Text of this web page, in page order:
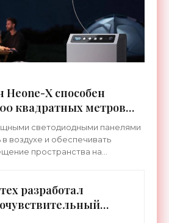
X способен
квадратных метров
светодиодными панелями
воздухе и обеспечивать
пространства на
разработал